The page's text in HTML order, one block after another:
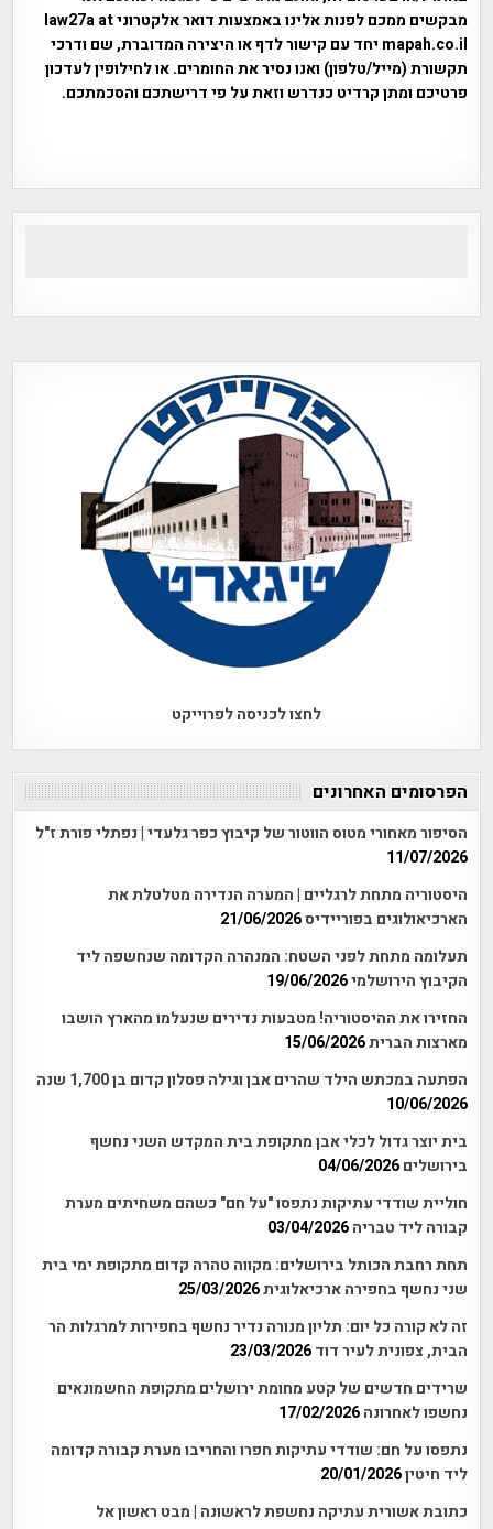
מבקשים ממכם לפנות אלינו באמצעות דואר אלקטרוני law27a at
mapah.co.il יחד עם קישור לדף או היצירה המדוברת, שם ודרכי
תקשורת (מייל/טלפון) ואנו נסיר את החומרים. או לחילופין לעדכון
פרטיכם ומתן קרדיט כנדרש וזאת על פי דרישתכם והסכמתכם.
לחצו לכניסה לפרוייקט
הפרסומים האחרונים
הסיפור מאחורי מטוס הווטור של קיבוץ כפר גלעדי | נפתלי פורת ז"ל
11/07/2026
היסטוריה מתחת לרגליים | המערה הנדירה מטלטלת את
הארכיאולוגים בפוריידיס21/06/2026
תעלומה מתחת לפני השטח: המנהרה הקדומה שנחשפה ליד
הקיבוץ הירושלמי19/06/2026
החזירו את ההיסטוריה! מטבעות נדירים שנעלמו מהארץ הושבו
מארצות הברית15/06/2026
הפתעה במכתש הילד שהרים אבן וגילה פסלון קדום בן 1,700 שנה
10/06/2026
בית יוצר גדול לכלי אבן מתקופת בית המקדש השני נחשף
בירושלים 04/06/2026
חוליית שודדי עתיקות נתפסו "על חם" כשהם משחיתים מערת
קבורה ליד טבריה 03/04/2026
תחת רחבת הכותל בירושלים: מקווה טהרה קדום מתקופת ימי בית
שני נחשף בחפירה ארכיאלוגית25/03/2026
זה לא קורה כל יום: תליון מנורה נדיר נחשף בחפירות למרגלות הר
הבית, צפונית לעיר דוד 23/03/2026
שרידים חדשים של קטע מחומת ירושלים מתקופת החשמונאים
נחשפו לאחרונה 17/02/2026
נתפסו על חם: שודדי עתיקות חפרו והחריבו מערת קבורה קדומה
ליד חיטין20/01/2026
כתובת אשורית עתיקה נחשפת לראשונה | מבט ראשון אל